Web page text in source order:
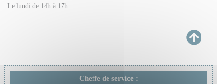
Cheffe de service :
Le lundi de 14h à 17h